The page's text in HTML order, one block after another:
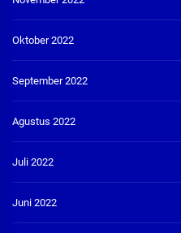
Oktober 2022
September 2022
Agustus 2022
Juli 2022
Juni 2022